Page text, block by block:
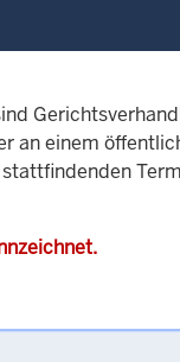
an einem